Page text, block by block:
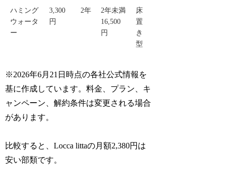
ハミング
ウォータ
ー
3,300
円
2年
2年未満
16,500
円
床
置
き
型
※2026年6月21日時点の各社公式情報を
基に作成しています。料金、プラン、キ
ャンペーン、解約条件は変更される場合
があります。
比較すると、Locca littaの月額2,380円は
安い部類です。